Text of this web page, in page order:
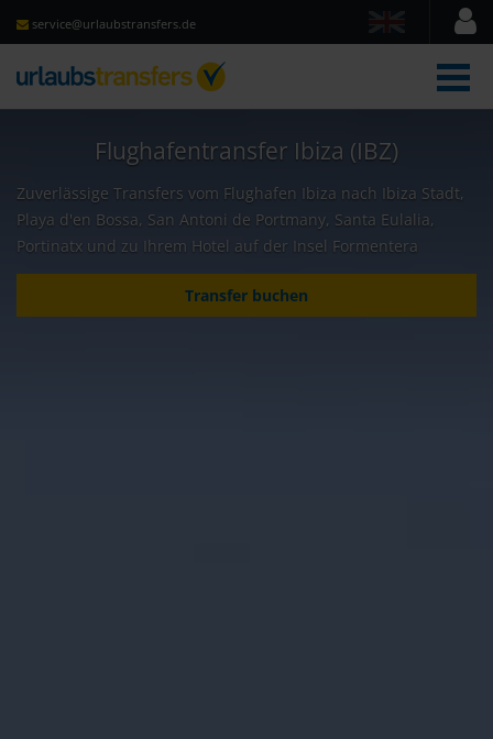
service@urlaubstransfers.de
Flughafentransfer Ibiza (IBZ)
Zuverlässige Transfers vom Flughafen Ibiza nach Ibiza Stadt,
Playa d'en Bossa, San Antoni de Portmany, Santa Eulalia,
Portinatx und zu Ihrem Hotel auf der Insel Formentera
Transfer buchen